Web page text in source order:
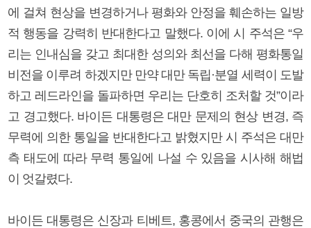
에 걸쳐 현상을 변경하거나 평화와 안정을 훼손하는 일방
적 행동을 강력히 반대한다고 말했다. 이에 시 주석은 “우
리는 인내심을 갖고 최대한 성의와 최선을 다해 평화통일
비전을 이루려 하겠지만 만약 대만 독립·분열 세력이 도발
하고 레드라인을 돌파하면 우리는 단호히 조처할 것”이라
고 경고했다. 바이든 대통령은 대만 문제의 현상 변경, 즉
무력에 의한 통일을 반대한다고 밝혔지만 시 주석은 대만
측 태도에 따라 무력 통일에 나설 수 있음을 시사해 해법
이 엇갈렸다.
바이든 대통령은 신장과 티베트, 홍콩에서 중국의 관행은